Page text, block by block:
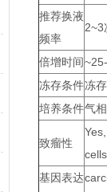
推荐换液
频率
2~3
倍增时间
冻存条件冻
培养条件气
致瘤性
基因表达